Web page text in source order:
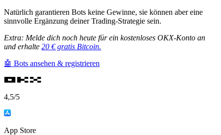
Natürlich garantieren Bots keine Gewinne, sie können aber eine
sinnvolle Ergänzung deiner Trading-Strategie sein.
Extra: Melde dich noch heute für ein kostenloses OKX-Konto an
und erhalte 20 € gratis Bitcoin.
🤖 Bots ansehen & registrieren
4,5/5
App Store